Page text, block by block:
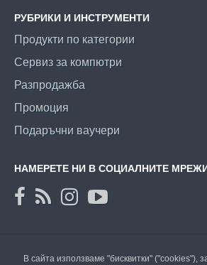
РУБРИКИ И ИНСТРУМЕНТИ
Продукти по категории
Сервиз за компютри
Разпродажба
Промоция
Подаръчни ваучери
НАМЕРЕТЕ НИ В СОЦИАЛНИТЕ
В сайта използваме "бисквитки" ("cookies"),